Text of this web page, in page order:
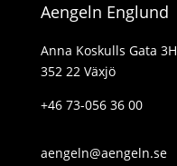
Aengeln Englund
Anna Koskulls Gata 3H
352 22 Växjö
+46 73-056 36 00
aengeln@aengeln.se